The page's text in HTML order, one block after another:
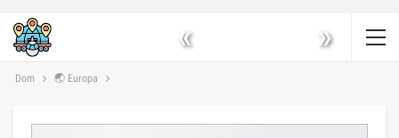
« »
Dom 🌏 Europa